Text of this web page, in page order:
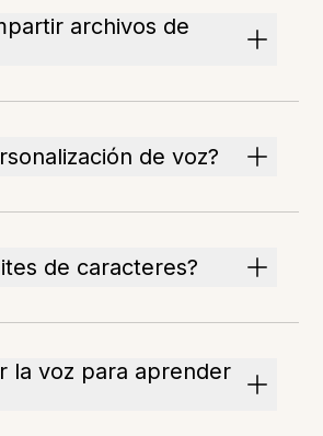
archivos de
de voz?
de caracteres?
la voz para aprender